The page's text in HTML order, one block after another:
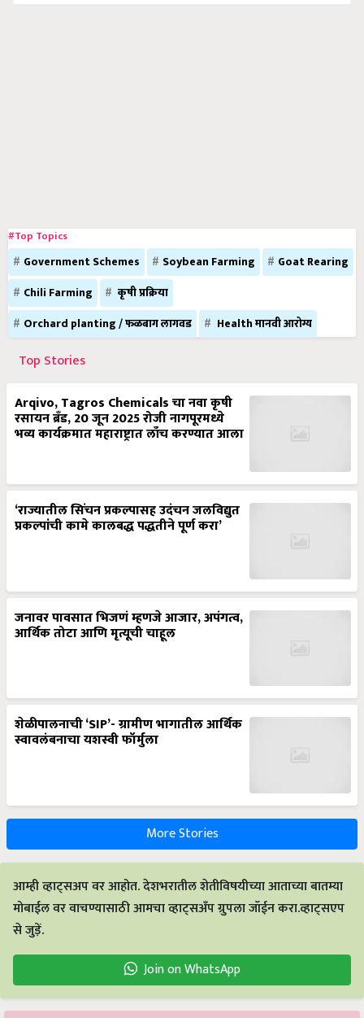
#Top Topics
Government Schemes Soybean Farming
Goat Rearing
Chili Farming
कृषी प्रक्रिया
Orchard planting / फळबाग लागवड
Health मानवी आरोग्य
Top Stories
Arqivo, Tagros Chemicals चा नवा कृषी
रसायन ब्रँड, 20 जून 2025 रोजी नागपूरमध्ये
भव्य कार्यक्रमात महाराष्ट्रात लाँच करण्यात आला
‘राज्यातील सिंचन प्रकल्पासह उदंचन जलविद्युत
प्रकल्पांची कामे कालबद्ध पद्धतीने पूर्ण करा’
जनावर पावसात भिजणं म्हणजे आजार, अपंगत्व,
आर्थिक तोटा आणि मृत्यूची चाहूल
शेळीपालनाची ‘SIP’- ग्रामीण भागातील आर्थिक
स्वावलंबनाचा यशस्वी फॉर्मुला
More Stories
आम्ही व्हाट्सअप वर आहोत. देशभरातील शेतीविषयीच्या आताच्या बातम्या
मोबाईल वर वाचण्यासाठी आमचा व्हाट्सअँप ग्रुपला जॉईन करा.व्हाट्सएप
से जुड़ें.
Join on WhatsApp